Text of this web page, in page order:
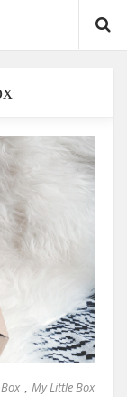
Box , My Little Box